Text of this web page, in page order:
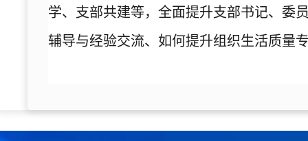
学、支部共建等，全面提升支部书记、委
辅导与经验交流、如何提升组织生活质量